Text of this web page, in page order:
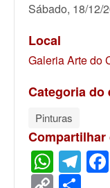
Sábado, 18/12/
Local
Galeria Arte do
Categoria do
Pinturas